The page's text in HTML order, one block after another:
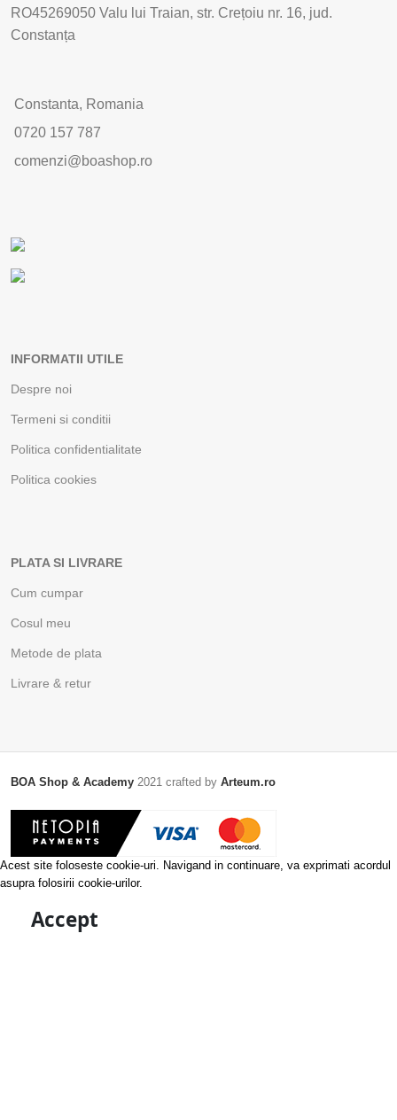
RO45269050 Valu lui Traian, str. Crețoiu nr. 16, jud.
Constanța
Constanta, Romania
0720 157 787
comenzi@boashop.ro
INFORMATII UTILE
Despre noi
Termeni si conditii
Politica confidentialitate
Politica cookies
PLATA SI LIVRARE
Cum cumpar
Cosul meu
Metode de plata
Livrare & retur
BOA Shop & Academy 2021 crafted by Arteum.ro
Acest site foloseste cookie-uri. Navigand in continuare, va exprimati acordul
asupra folosirii cookie-urilor.
Accept